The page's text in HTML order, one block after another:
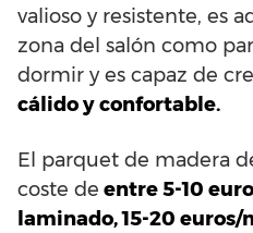
valioso y resistente, es
zona del salón como
dormir y es capaz de
cálido y confortable.
El parquet de madera
coste de entre 5-10
laminado, 15-20 euros/